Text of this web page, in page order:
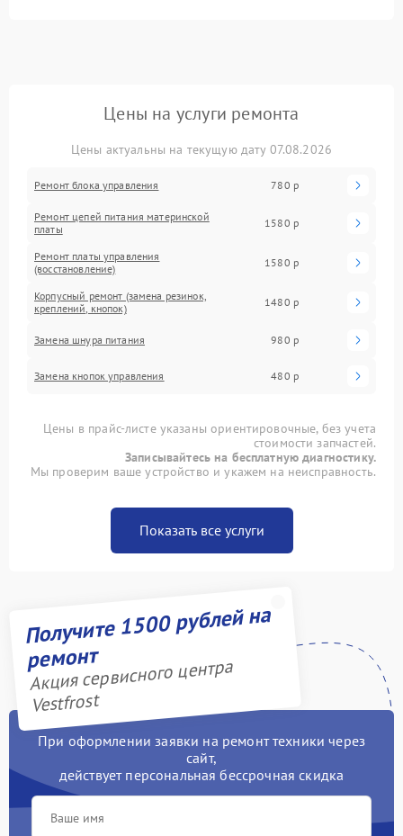
Цены на услуги ремонта
Цены актуальны на текущую дату 07.08.2026
Ремонт блока управления 780 р
Ремонт цепей питания материнской
платы
1580 р
Ремонт платы управления
(восстановление)
1580 р
Корпусный ремонт (замена резинок,
креплений, кнопок)
1480 р
Замена шнура питания 980 р
Замена кнопок управления 480 р
Цены в прайс-листе указаны ориентировочные, без учета
стоимости запчастей.
Записывайтесь на бесплатную диагностику.
Мы проверим ваше устройство и укажем на неисправность.
Показать все услуги
Получите 1500 рублей на
ремонт
Акция сервисного центра
Vestfrost
При оформлении заявки на ремонт техники через
сайт,
действует персональная бессрочная скидка